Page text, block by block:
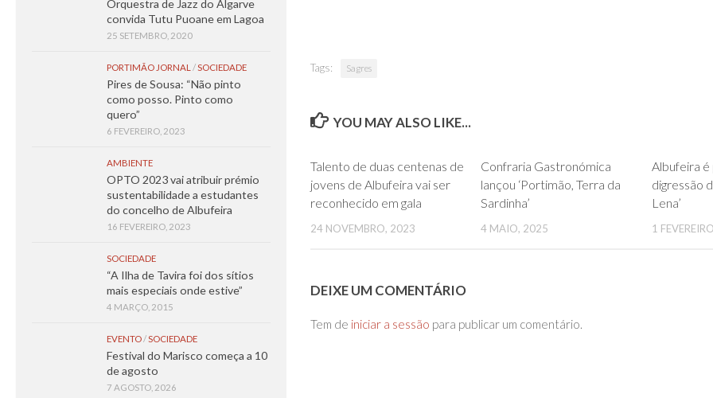
Tags: Sagres
YOU MAY ALSO LIKE...
Talento de duas centenas de
jovens de Albufeira vai ser
reconhecido em gala
24 NOVEMBRO, 2023
Confraria Gastronómica
lançou ‘Portimão, Terra da
Sardinha’
4 MAIO, 2025
Albufeira é
digressão
Lena’
1
DEIXE UM COMENTÁRIO
Tem de iniciar a sessão para publicar um comentário.
Orquestra de Jazz do Algarve
convida Tutu Puoane em Lagoa
25 SETEMBRO, 2020
PORTIMÃO JORNAL /SOCIEDADE
Pires de Sousa: “Não pinto
como posso. Pinto como
quero”
6 FEVEREIRO, 2023
AMBIENTE
OPTO 2023 vai atribuir prémio
sustentabilidade a estudantes
do concelho de Albufeira
16 FEVEREIRO, 2023
SOCIEDADE
“A Ilha de Tavira foi dos sítios
mais especiais onde estive”
4 MARÇO, 2015
EVENTO/SOCIEDADE
Festival do Marisco começa a 10
de agosto
7 AGOSTO, 2026